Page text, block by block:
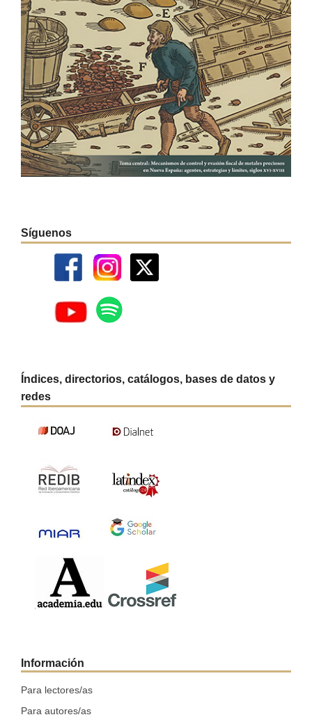
Síguenos
Índices, directorios, catálogos, bases de datos y
redes
Información
Para lectores/as
Para autores/as